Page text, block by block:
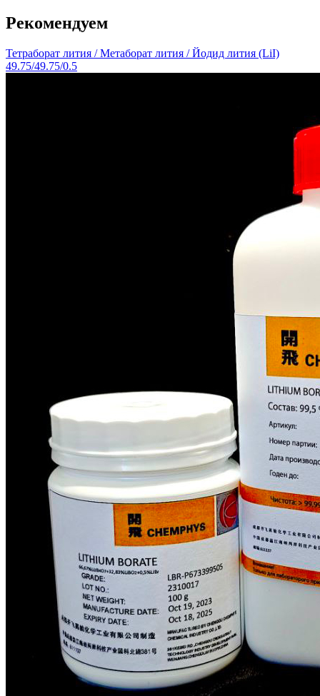
Рекомендуем
Тетраборат лития / Метаборат лития / Йодид лития (LiI)
49.75/49.75/0.5